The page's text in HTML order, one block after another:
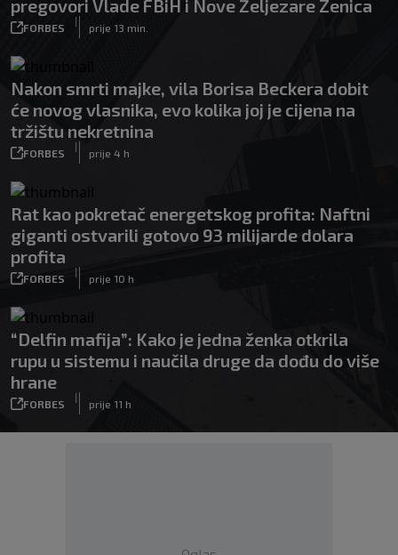
pregovori Vlade FBiH i Nove Željezare Zenica
FORBES
|
prije 13 min.
Nakon smrti majke, vila Borisa Beckera dobit
će novog vlasnika, evo kolika joj je cijena na
tržištu nekretnina
FORBES
|
prije 4 h
Rat kao pokretač energetskog profita: Naftni
giganti ostvarili gotovo 93 milijarde dolara
profita
FORBES
|
prije 10 h
“Delfin mafija”: Kako je jedna ženka otkrila
rupu u sistemu i naučila druge da dođu do više
hrane
FORBES
|
prije 11 h